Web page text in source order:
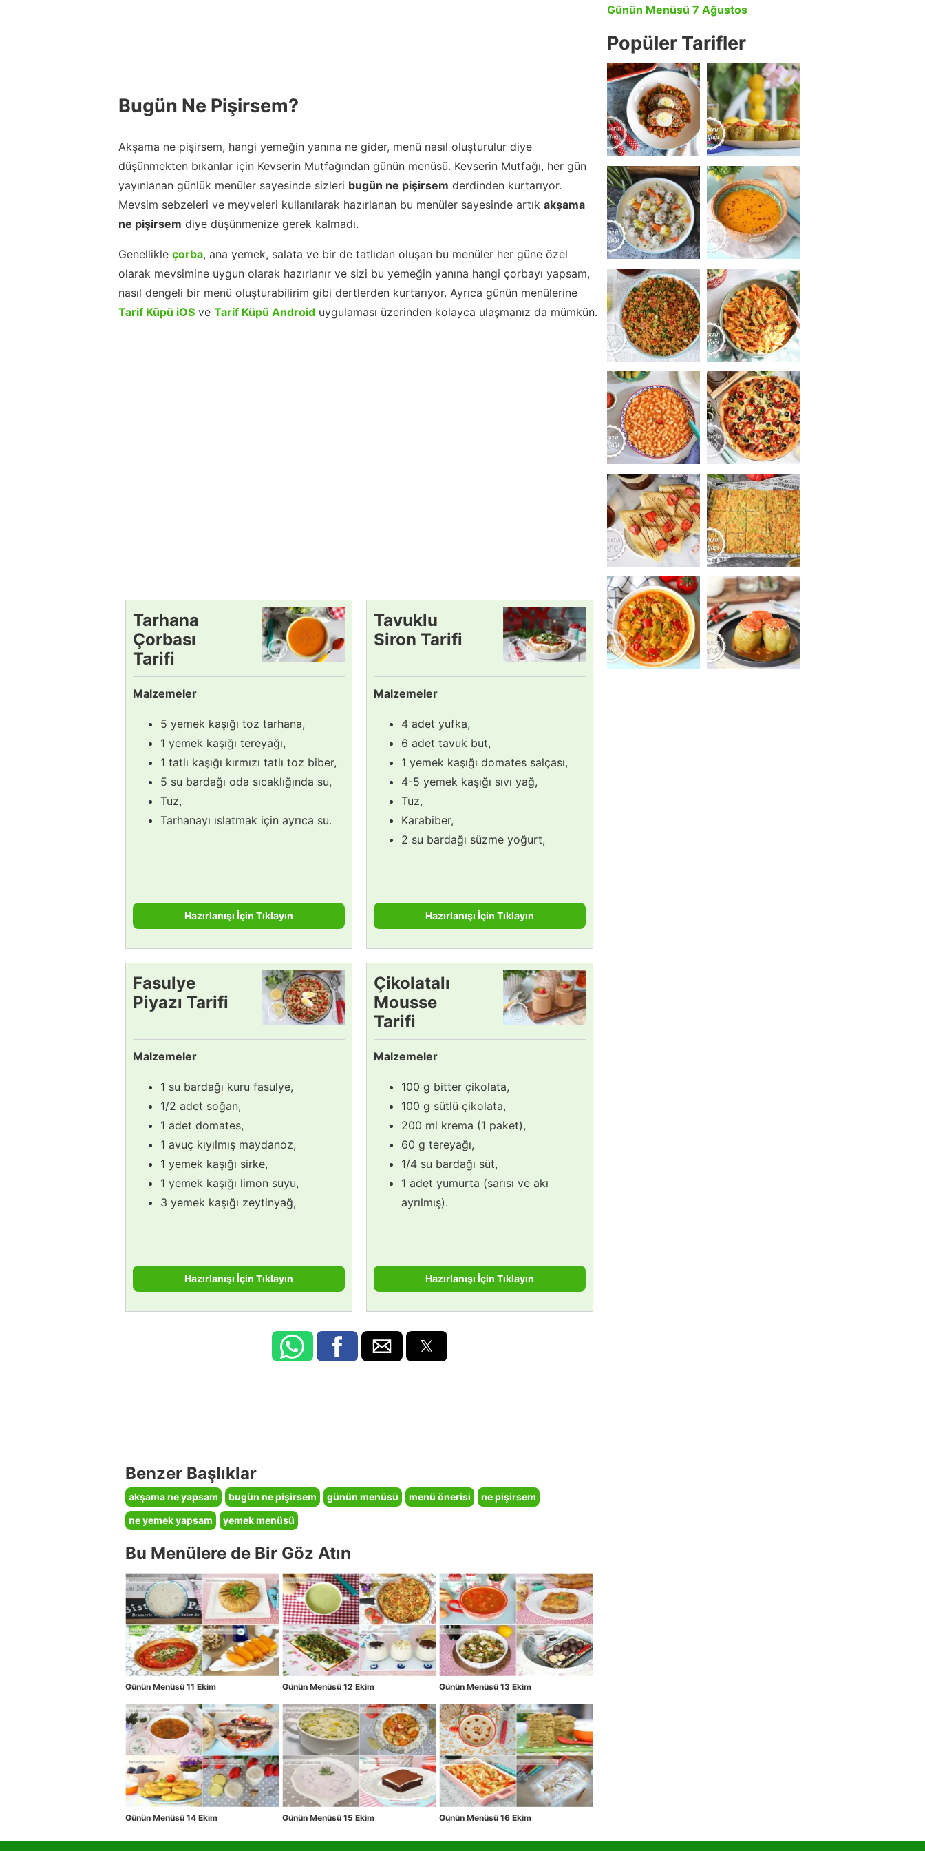
Bugün Ne Pişirsem?
Akşama ne pişirsem, hangi yemeğin yanına ne gider, menü nasıl oluşturulur diye
düşünmekten bıkanlar için Kevserin Mutfağından günün menüsü. Kevserin Mutfağı, her gün
yayınlanan günlük menüler sayesinde sizleri bugün ne pişirsem derdinden kurtarıyor.
Mevsim sebzeleri ve meyveleri kullanılarak hazırlanan bu menüler sayesinde artık akşama
ne pişirsem diye düşünmenize gerek kalmadı.
Genellikle çorba, ana yemek, salata ve bir de tatlıdan oluşan bu menüler her güne özel
olarak mevsimine uygun olarak hazırlanır ve sizi bu yemeğin yanına hangi çorbayı yapsam,
nasıl dengeli bir menü oluşturabilirim gibi dertlerden kurtarıyor. Ayrıca günün menülerine
Tarif Küpü iOS ve Tarif Küpü Android uygulaması üzerinden kolayca ulaşmanız da mümkün.
Tarhana
Çorbası
Tarifi
Malzemeler
5 yemek kaşığı toz tarhana,
1 yemek kaşığı tereyağı,
1 tatlı kaşığı kırmızı tatlı toz biber,
5 su bardağı oda sıcaklığında su,
Tuz,
Tarhanayı ıslatmak için ayrıca su.
Hazırlanışı İçin Tıklayın
Tavuklu
Siron Tarifi
Malzemeler
4 adet yufka,
6 adet tavuk but,
1 yemek kaşığı domates salçası,
4-5 yemek kaşığı sıvı yağ,
Tuz,
Karabiber,
2 su bardağı süzme yoğurt,
Hazırlanışı İçin Tıklayın
Fasulye
Piyazı Tarifi
Malzemeler
1 su bardağı kuru fasulye,
1/2 adet soğan,
1 adet domates,
1 avuç kıyılmış maydanoz,
1 yemek kaşığı sirke,
1 yemek kaşığı limon suyu,
3 yemek kaşığı zeytinyağ,
Hazırlanışı İçin Tıklayın
Çikolatalı
Mousse
Tarifi
Malzemeler
100 g bitter çikolata,
100 g sütlü çikolata,
200 ml krema (1 paket),
60 g tereyağı,
1/4 su bardağı süt,
1 adet yumurta (sarısı ve akı
ayrılmış).
Hazırlanışı İçin Tıklayın
Benzer Başlıklar
akşama ne yapsam bugün ne pişirsem günün menüsü menü önerisi
ne pişirsem
ne yemek yapsam
yemek menüsü
Bu Menülere de Bir Göz Atın
Günün Menüsü 11 Ekim Günün Menüsü 12 Ekim Günün Menüsü 13 Ekim
Günün Menüsü 14 Ekim Günün Menüsü 15 Ekim Günün Menüsü 16 Ekim
Günün Menüsü 7 Ağustos
Popüler Tarifler